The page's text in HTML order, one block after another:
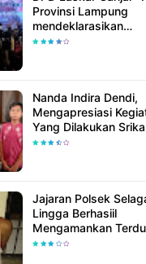
Provinsi Lampung
mendeklarasikan
Mendukung Ganjar-
Nanda Indira Dendi,
Mengapresiasi
Yang Dilakukan
Dermawan
Jajaran Polsek
Lingga Berhasiil
Mengamankan
Pelaku Pencabulan